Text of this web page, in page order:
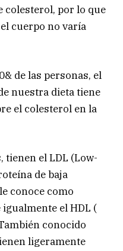
colesterol, por lo que
cuerpo no varía
de las personas, el
nuestra dieta tiene
el colesterol en la
tienen el LDL (Low-
de baja
conoce como
el HDL (
conocido
ligeramente